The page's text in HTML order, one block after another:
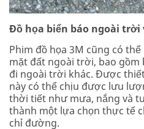
Đồ họa biển báo ngoài trời
Phim đồ họa 3M cũng có
mặt đất ngoài trời, bao gồm
đi ngoài trời khác. Được
này có thể chịu được lưu
thời tiết như mưa, nắng và
thành một lựa chọn thực tế
chỉ đường.